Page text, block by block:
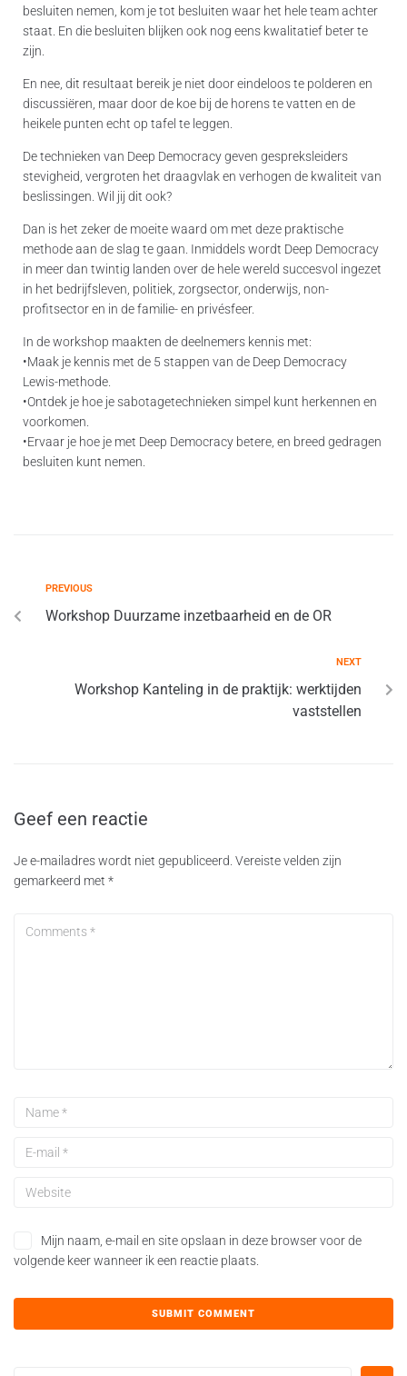
besluiten nemen, kom je tot besluiten waar het hele team achter
staat. En die besluiten blijken ook nog eens kwalitatief beter te
zijn.
En nee, dit resultaat bereik je niet door eindeloos te polderen en
discussiëren, maar door de koe bij de horens te vatten en de
heikele punten echt op tafel te leggen.
De technieken van Deep Democracy geven gespreksleiders
stevigheid, vergroten het draagvlak en verhogen de kwaliteit van
beslissingen. Wil jij dit ook?
Dan is het zeker de moeite waard om met deze praktische
methode aan de slag te gaan. Inmiddels wordt Deep Democracy
in meer dan twintig landen over de hele wereld succesvol ingezet
in het bedrijfsleven, politiek, zorgsector, onderwijs, non-
profitsector en in de familie- en privésfeer.
In de workshop maakten de deelnemers kennis met:
•Maak je kennis met de 5 stappen van de Deep Democracy
Lewis-methode.
•Ontdek je hoe je sabotagetechnieken simpel kunt herkennen en
voorkomen.
•Ervaar je hoe je met Deep Democracy betere, en breed gedragen
besluiten kunt nemen.
PREVIOUS
Workshop Duurzame inzetbaarheid en de OR
NEXT
Workshop Kanteling in de praktijk: werktijden
vaststellen
Geef een reactie
Je e-mailadres wordt niet gepubliceerd. Vereiste velden zijn
gemarkeerd met *
Mijn naam, e-mail en site opslaan in deze browser voor de
volgende keer wanneer ik een reactie plaats.